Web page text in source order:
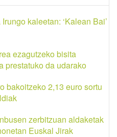
kaleetan: ‘Kalean Bai’
ezagutzeko bisita
prestatuko da udarako
bakoitzeko 2,13 euro sortu
zerbitzuan aldaketak
Euskal Jirak